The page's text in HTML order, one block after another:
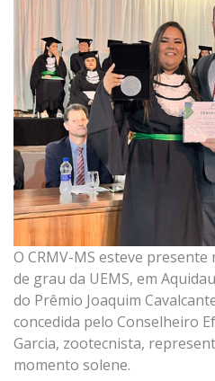
O CRMV-MS esteve presente
de grau da UEMS, em
do Prêmio Joaquim
concedida pelo Conselheiro
Garcia, zootecnista,
momento solene.